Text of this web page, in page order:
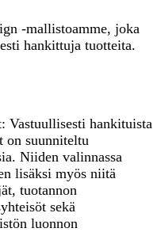
-mallistoamme, joka
hankittuja tuotteita.
Vastuullisesti hankituista
on suunniteltu
Niiden valinnassa
lisäksi myös niitä
tuotannon
sekä
luonnon